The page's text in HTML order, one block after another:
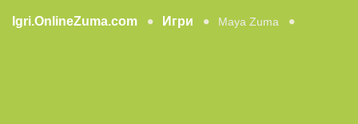
Igri.OnlineZuma.com Игри Maya Zuma